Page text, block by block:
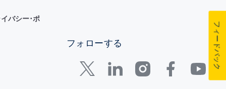
バシー･ポ
フォローする フィードバック